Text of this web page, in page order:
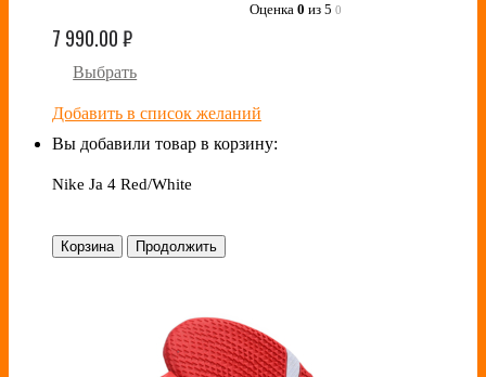
Оценка 0 из 5 0
7 990.00₽
Выбрать
Добавить в список желаний
Вы добавили товар в корзину:
Nike Ja 4 Red/White
Корзина Продолжить